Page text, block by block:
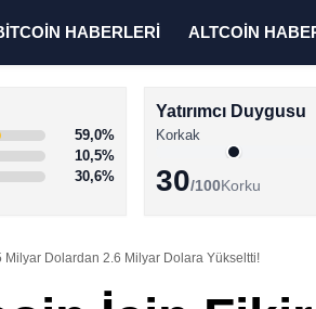
HABERLERİ ALTCOİN
59,0%
10,5%
30,6%
Yatırımcı Duygusu
Korkak
30/100Korku
Milyar Dolardan 2.6 Milyar Dolara Yükseltti!